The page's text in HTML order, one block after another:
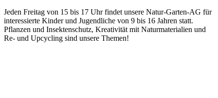
Jeden Freitag von 15 bis 17 Uhr findet unsere Natur-Garten-AG für
interessierte Kinder und Jugendliche von 9 bis 16 Jahren statt.
Pflanzen und Insektenschutz, Kreativität mit Naturmaterialien und
Re- und Upcycling sind unsere Themen!